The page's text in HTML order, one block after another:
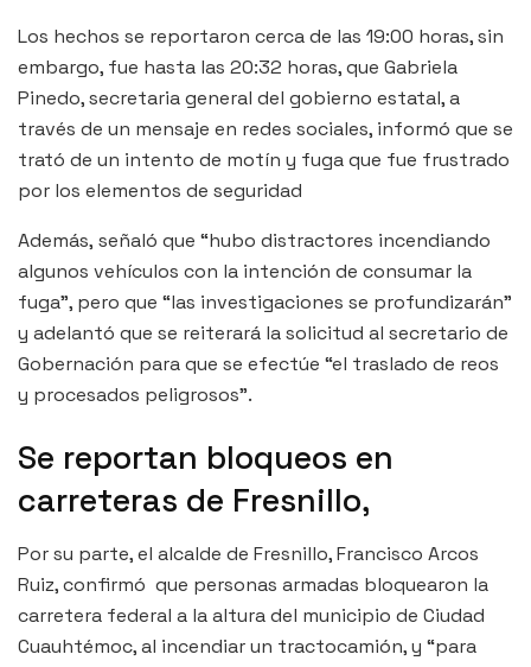
Los hechos se reportaron cerca de las 19:00 horas, sin
embargo, fue hasta las 20:32 horas, que Gabriela
Pinedo, secretaria general del gobierno estatal, a
través de un mensaje en redes sociales, informó que se
trató de un intento de motín y fuga que fue frustrado
por los elementos de seguridad
Además, señaló que “hubo distractores incendiando
algunos vehículos con la intención de consumar la
fuga”, pero que “las investigaciones se profundizarán”
y adelantó que se reiterará la solicitud al secretario de
Gobernación para que se efectúe “el traslado de reos
y procesados peligrosos”.
Se reportan bloqueos en
carreteras de Fresnillo,
Por su parte, el alcalde de Fresnillo, Francisco Arcos
Ruiz, confirmó que personas armadas bloquearon la
carretera federal a la altura del municipio de Ciudad
Cuauhtémoc, al incendiar un tractocamión, y “para